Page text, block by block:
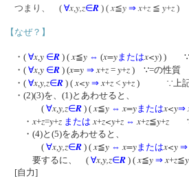
つまり、 ( ∀xy,z∈R ) ( x≦y ⇒ x+z ≦ y+z )
【なぜ？】
・( ∀x,y ∈R ) (x≦y ⇔ (x=yまたはx<y) ) ∵
・( ∀x,y ∈R ) (x=y ⇒ x+z = y+z ) ∵=の
・( ∀x,y,z∈R ) (x<y ⇒ x+z < y+z ) ∵上
・(2)(3)を、(1)とあわせると、
( ∀x,y,z∈R ) (x≦y ⇔ x=yまたはx<y⇒
・x+z=y+z または x+z<y+z ⇔ x+z≦y+z
・(4)と(5)をあわせると、
( ∀x,y,z∈R ) (x≦y ⇔ x=yまたはx<y ⇒
要するに、 ( ∀x,y,z∈R ) (x≦y ⇒ x+z≦y
[自力]